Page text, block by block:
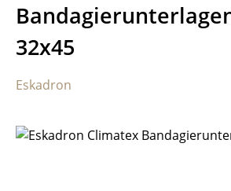
32x45
Eskadron
Bildergalerie überspringen